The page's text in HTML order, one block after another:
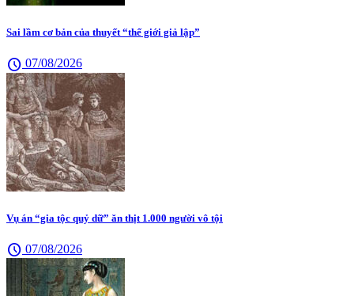
Sai lầm cơ bản của thuyết “thế giới giả lập”
schedule 07/08/2026
Vụ án “gia tộc quỷ dữ” ăn thịt 1.000 người vô tội
schedule 07/08/2026